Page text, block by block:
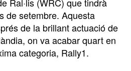
de setembre. Aquesta
de la brillant actuació de
on va acabar quart en
categoria, Rally1.